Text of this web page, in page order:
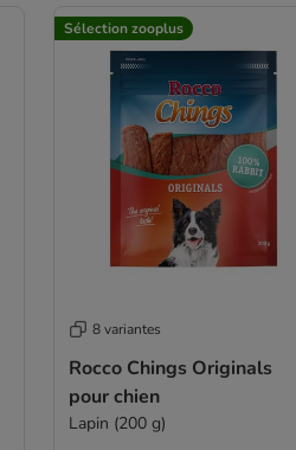
Sélection zooplus
8 variantes
Rocco Chings Originals
pour chien
Lapin (200 g)